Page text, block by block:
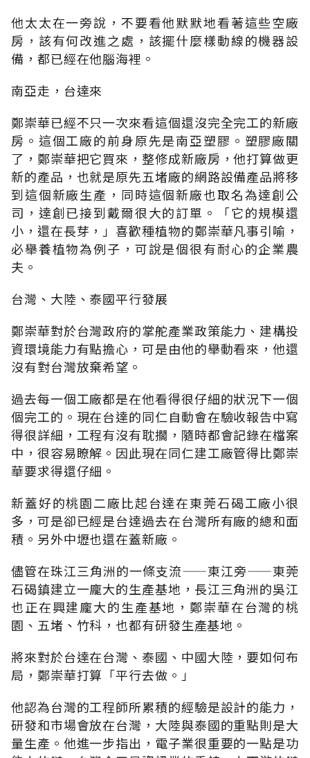
他太太在一旁說，不要看他默默地看著這些空廠
房，該有何改進之處，該擺什麼樣動線的機器設
備，都已經在他腦海裡。
南亞走，台達來
鄭崇華已經不只一次來看這個還沒完全完工的新廠
房。這個工廠的前身原先是南亞塑膠。塑膠廠關
了，鄭崇華把它買來，整修成新廠房，他打算做更
新的產品，也就是原先五堵廠的網路設備產品將移
到這個新廠生產，同時這個新廠也取名為達創公
司，達創已接到戴爾很大的訂單。「它的規模還
小，還在長芽，」喜歡種植物的鄭崇華凡事引喻，
必舉養植物為例子，可說是個很有耐心的企業農
夫。
台灣、大陸、泰國平行發展
鄭崇華對於台灣政府的掌舵產業政策能力、建構投
資環境能力有點擔心，可是由他的舉動看來，他還
沒有對台灣放棄希望。
過去每一個工廠都是在他看得很仔細的狀況下一個
個完工的。現在台達的同仁自動會在驗收報告中寫
得很詳細，工程有沒有耽擱，隨時都會記錄在檔案
中，很容易瞭解。因此現在同仁建工廠管得比鄭崇
華要求得還仔細。
新蓋好的桃園二廠比起台達在東莞石碣工廠小很
多，可是卻已經是台達過去在台灣所有廠的總和面
積。另外中壢也還在蓋新廠。
儘管在珠江三角洲的一條支流——東江旁——東莞
石碣鎮建立一龐大的生產基地，長江三角洲的吳江
也正在興建龐大的生產基地，鄭崇華在台灣的桃
園、五堵、竹科，也都有研發生產基地。
將來對於台達在台灣、泰國、中國大陸，要如何布
局，鄭崇華打算「平行去做。」
他認為台灣的工程師所累積的經驗是設計的能力，
研發和市場會放在台灣，大陸與泰國的重點則是大
量生產。他進一步指出，電子業很重要的一點是功